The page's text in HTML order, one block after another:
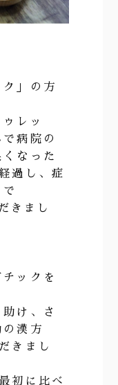
」の方
レッ
病院の
なった
過し、症
きまし
ックを
け、さ
の漢方
きまし
初に比べ